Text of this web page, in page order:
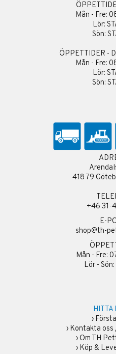
Mån - Fre:
Lör:
Sön:
ÖPPETTIDER -
Mån - Fre:
Lör:
Sön:
418 79
+46 31-
E-
shop@th-
Mån - Fre:
Lör - Sön:
HITTA
›
› Kontakta oss
› Om TH
› Köp &